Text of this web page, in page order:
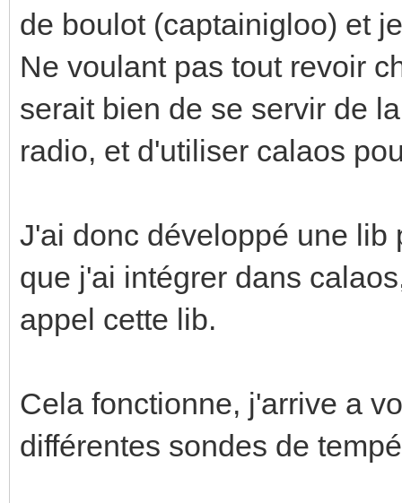
de boulot (captainigloo) et
Ne voulant pas tout revoir
serait bien de se servir de
radio, et d'utiliser calaos
J'ai donc développé une lib
que j'ai intégrer dans
appel cette lib.
Cela fonctionne, j'arrive a
différentes sondes de